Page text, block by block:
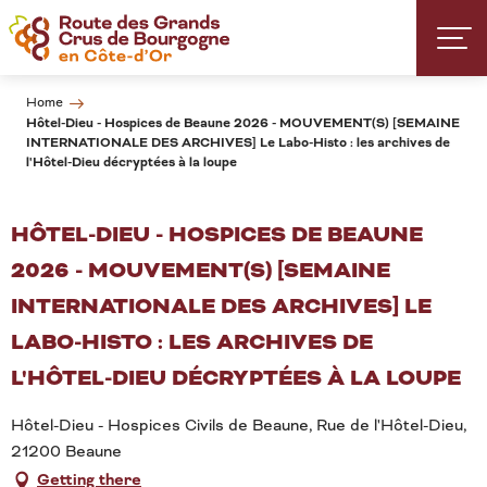
Aller
au
contenu
Home
Hôtel-Dieu - Hospices de Beaune 2026 - MOUVEMENT(S) [SEMAINE
INTERNATIONALE DES ARCHIVES] Le Labo-Histo : les archives de
l'Hôtel-Dieu décryptées à la loupe
HÔTEL-DIEU - HOSPICES DE BEAUNE
2026 - MOUVEMENT(S) [SEMAINE
INTERNATIONALE DES ARCHIVES] LE
LABO-HISTO : LES ARCHIVES DE
L'HÔTEL-DIEU DÉCRYPTÉES À LA LOUPE
Hôtel-Dieu - Hospices Civils de Beaune, Rue de l'Hôtel-Dieu,
21200 Beaune
Getting there